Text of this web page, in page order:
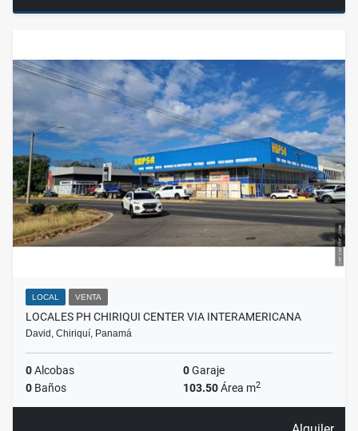
LOCAL VENTA
LOCALES PH CHIRIQUI CENTER VIA INTERAMERICANA
David, Chiriquí, Panamá
0Alcobas 0Garaje
0 Baños 103.50Área m2